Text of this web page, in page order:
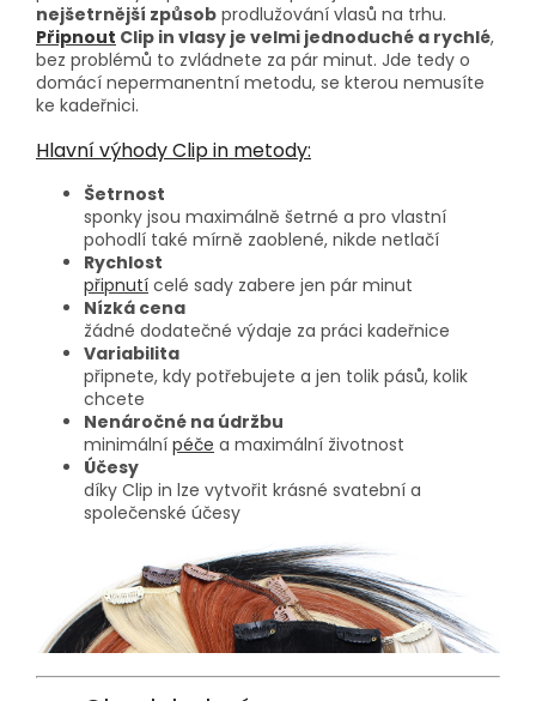
nejšetrnější způsob prodlužování vlasů na trhu.
Připnout Clip in vlasy je velmi jednoduché a rychlé,
bez problémů to zvládnete za pár minut. Jde tedy o
domácí nepermanentní metodu, se kterou nemusíte
ke kadeřnici.
Hlavní výhody Clip in metody:
Šetrnost
sponky jsou maximálně šetrné a pro vlastní
pohodlí také mírně zaoblené, nikde netlačí
Rychlost
připnutí celé sady zabere jen pár minut
Nízká cena
žádné dodatečné výdaje za práci kadeřnice
Variabilita
připnete, kdy potřebujete a jen tolik pásů, kolik
chcete
Nenáročné na údržbu
minimální péče a maximální životnost
Účesy
díky Clip in lze vytvořit krásné svatební a
společenské účesy